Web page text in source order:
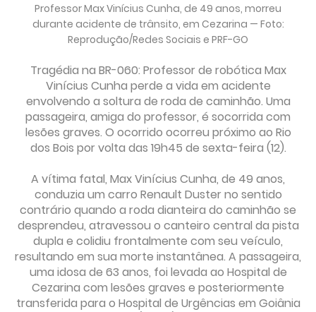
Professor Max Vinícius Cunha, de 49 anos, morreu
durante acidente de trânsito, em Cezarina — Foto:
Reprodução/Redes Sociais e PRF-GO
Tragédia na BR-060: Professor de robótica Max
Vinícius Cunha perde a vida em acidente
envolvendo a soltura de roda de caminhão. Uma
passageira, amiga do professor, é socorrida com
lesões graves. O ocorrido ocorreu próximo ao Rio
dos Bois por volta das 19h45 de sexta-feira (12).
A vítima fatal, Max Vinícius Cunha, de 49 anos,
conduzia um carro Renault Duster no sentido
contrário quando a roda dianteira do caminhão se
desprendeu, atravessou o canteiro central da pista
dupla e colidiu frontalmente com seu veículo,
resultando em sua morte instantânea. A passageira,
uma idosa de 63 anos, foi levada ao Hospital de
Cezarina com lesões graves e posteriormente
transferida para o Hospital de Urgências em Goiânia